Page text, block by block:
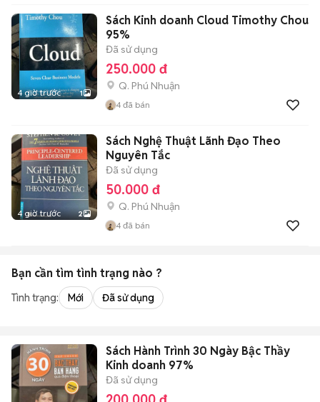
4 giờ trước 1
Sách Kinh doanh Cloud Timothy Chou
95%
Đã sử dụng
250.000 đ
Q. Phú Nhuận
4 đã bán
4 giờ trước 2
Sách Nghệ Thuật Lãnh Đạo Theo
Nguyên Tắc
Đã sử dụng
50.000 đ
Q. Phú Nhuận
4 đã bán
Bạn cần tìm tình trạng nào ?
Tình trạng: Mới Đã sử dụng
Sách Hành Trình 30 Ngày Bậc Thầy
Kinh doanh 97%
Đã sử dụng